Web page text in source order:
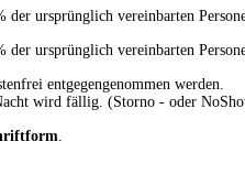
ursprünglich vereinbarten
ursprünglich vereinbarten
entgegengenommen werden.
wird fällig. (Storno - oder
.